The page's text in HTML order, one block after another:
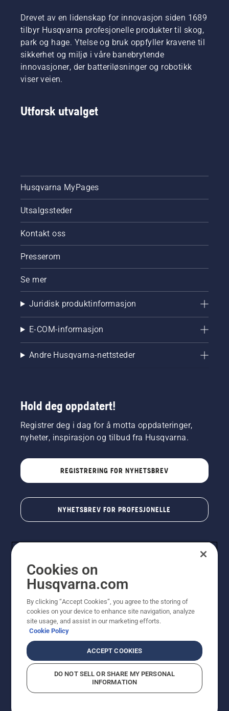
Drevet av en lidenskap for innovasjon siden 1689
tilbyr Husqvarna profesjonelle produkter til skog,
park og hage. Ytelse og bruk oppfyller kravene til
sikkerhet og miljø i våre banebrytende
innovasjoner, der batteriløsninger og robotikk
viser veien.
Utforsk utvalget
Husqvarna MyPages
Utsalgssteder
Kontakt oss
Presserom
Se mer
Juridisk produktinformasjon
E-COM-informasjon
Andre Husqvarna-nettsteder
Hold deg oppdatert!
Registrer deg i dag for å motta oppdateringer,
nyheter, inspirasjon og tilbud fra Husqvarna.
REGISTRERING FOR NYHETSBREV
NYHETSBREV FOR PROFESJONELLE
© Husqvarna AB (utgiver). Med enerett. Angitte priser
er veiledende priser. Alle oppgitte priser er veiledende
tilgjengelig for direkte kjøp.
PersonvernbetingelserImprint
Rapportering av mistanker om regelbruddÅpenhetsloven
Likestilling
Cookies on
Husqvarna.com
By clicking “Accept Cookies”, you agree to the storing of
cookies on your device to enhance site navigation, analyze
site usage, and assist in our marketing efforts.
Cookie Policy
ACCEPT COOKIES
DO NOT SELL OR SHARE MY PERSONAL
INFORMATION